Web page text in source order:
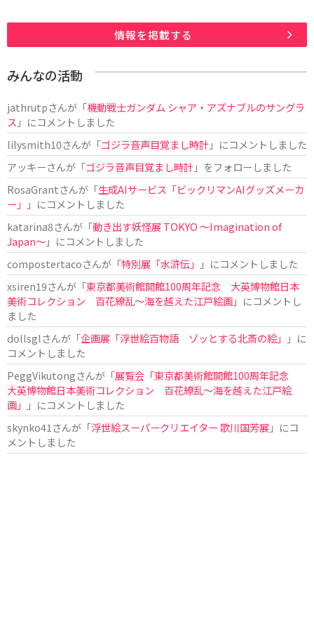
情報を掲載する
みんなの活動
jathrutpさんが「機動戦士ガンダム シャア・アズナブルのサングラ
ス 」にコメントしました
lilysmith10さんが「ゴジラ音声目覚まし時計」にコメントしました
アッキーさんが「ゴジラ音声目覚まし時計」をフォローしました
RosaGrantさんが「生成AIサービス「ビックリマンAIグッズメーカ
ー」
」にコメントしました
katarina8さんが「動き出す妖怪展 TOKYO 〜Imagination of
Japan〜」にコメントしました
compostertacoさんが「特別展「水滸伝」
」にコメントしました
xsiren19さんが「東京都美術館開館100周年記念 大英博物館日本
美術コレクション 百花繚乱～海を越えた江戸絵画」にコメントし
ました
dollsglさんが「企画展「浮世絵百物語 ゾッとする北斎の絵」
」に
コメントしました
PeggVikutongさんが「展覧会「東京都美術館開館100周年記念
大英博物館日本美術コレクション 百花繚乱〜海を越えた江戸絵
画」
」にコメントしました
skynko41 さんが「浮世絵スーパークリエイター 歌川国芳展 」にコ
メントしました